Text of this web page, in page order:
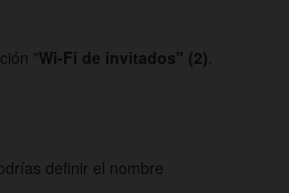
"Wi-Fi de invitados" (2)
definir el nombre